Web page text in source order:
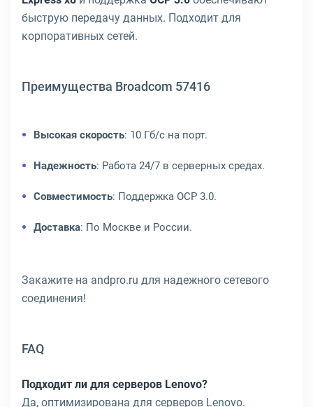
быструю передачу данных. Подходит для
корпоративных сетей.
Преимущества Broadcom 57416
Высокая скорость: 10 Гб/с на порт.
Надежность: Работа 24/7 в серверных средах.
Совместимость: Поддержка OCP 3.0.
Доставка: По Москве и России.
Закажите на andpro.ru для надежного сетевого
соединения!
FAQ
Подходит ли для серверов Lenovo?
Да, оптимизирована для серверов Lenovo.